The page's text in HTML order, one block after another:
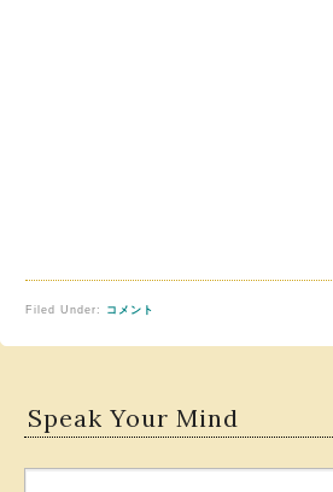
Filed Under: コメント
Speak Your Mind